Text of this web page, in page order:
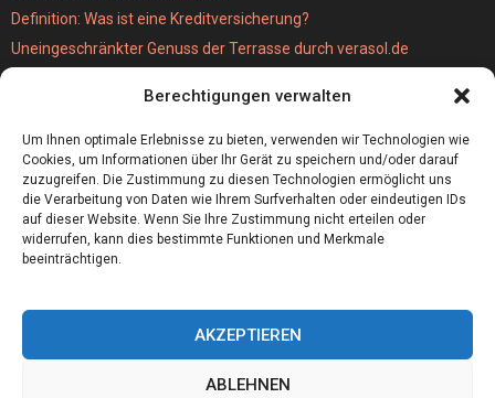
Berechtigungen verwalten
Um Ihnen optimale Erlebnisse zu bieten, verwenden wir Technologien wie
Cookies, um Informationen über Ihr Gerät zu speichern und/oder darauf
zuzugreifen. Die Zustimmung zu diesen Technologien ermöglicht uns
die Verarbeitung von Daten wie Ihrem Surfverhalten oder eindeutigen IDs
auf dieser Website. Wenn Sie Ihre Zustimmung nicht erteilen oder
widerrufen, kann dies bestimmte Funktionen und Merkmale
beeinträchtigen.
AKZEPTIEREN
ABLEHNEN
Definition: Was ist eine Kreditversicherung?
Uneingeschränkter Genuss der Terrasse durch verasol.de
Wie schwer ist eigentlich eine MPU?
Hochzeitslocation München